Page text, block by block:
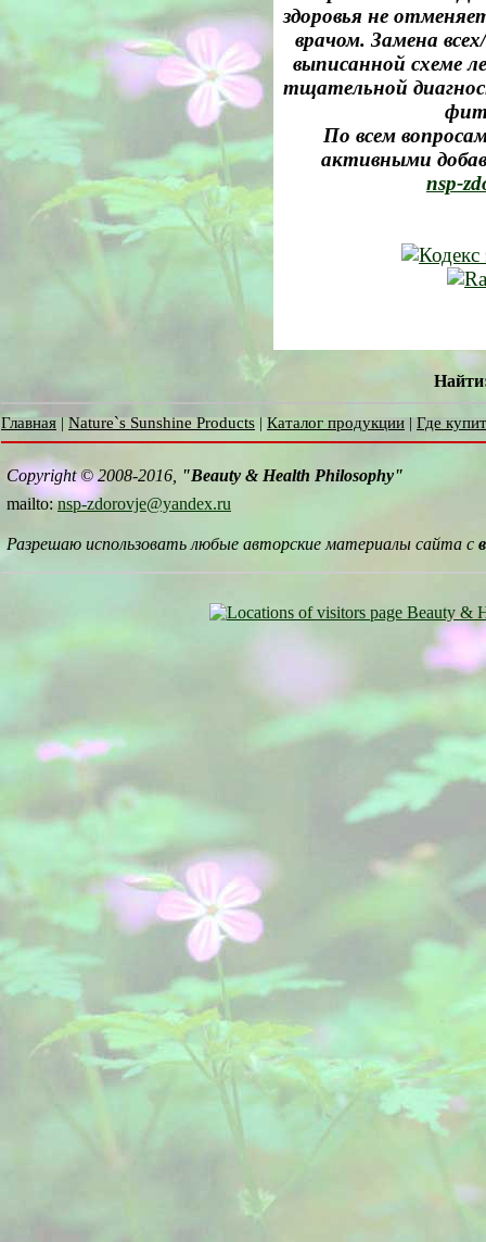
здоровья не
врачом. Замена
выписанной схеме
тщательной
По всем
активными
nsp-
Главная |Nature`s Sunshine Products |Каталог продукции | Где
Copyright © 2008-2016, "Beauty & Health Philosophy"
mailto:nsp-zdorovje@yandex.ru
Разрешаю использовать любые авторские материалы сайта с